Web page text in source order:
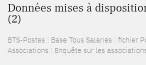
Données mises à
(2)
BTS-Postes : Base Tous Salariés : fichier
Associations : Enquête sur les